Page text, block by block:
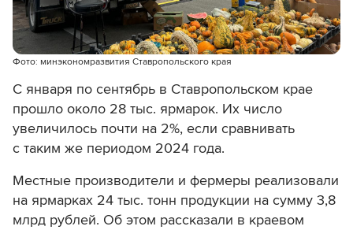
Фото: минэкономразвития Ставропольского края
С января по сентябрь в Ставропольском крае
прошло около 28 тыс. ярмарок. Их число
увеличилось почти на 2%, если сравнивать
с таким же периодом 2024 года.
Местные производители и фермеры реализовали
на ярмарках 24 тыс. тонн продукции на сумму 3,8
млрд рублей. Об этом рассказали в краевом